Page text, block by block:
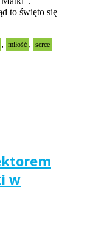
to święto się
, miłość , serce
w